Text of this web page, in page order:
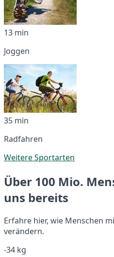
13 min
Joggen
35 min
Radfahren
Weitere Sportarten
Über 100 Mio.
uns bereits
Erfahre hier, wie Menschen
verändern.
-34 kg